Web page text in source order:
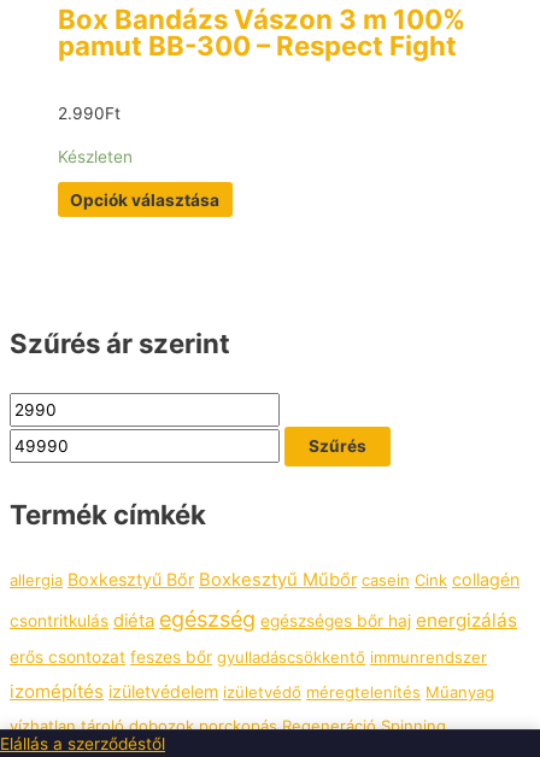
Szűrés ár szerint
Szűrés
Termék címkék
allergia Boxkesztyű Bőr Boxkesztyű Műbőr casein Cink collagén
csontritkulás diéta egészség egészséges bőr haj energizálás
erős csontozat feszes bőr gyulladáscsökkentő immunrendszer
izomépítés izületvédelem izületvédő méregtelenítés Műanyag
vízhatlan tároló dobozok porckopás Regeneráció Spinning
Box Bandázs Vászon 3 m 100%
pamut BB-300 – Respect Fight
2.990Ft
Készleten
Opciók választása
Elállás a szerződéstől